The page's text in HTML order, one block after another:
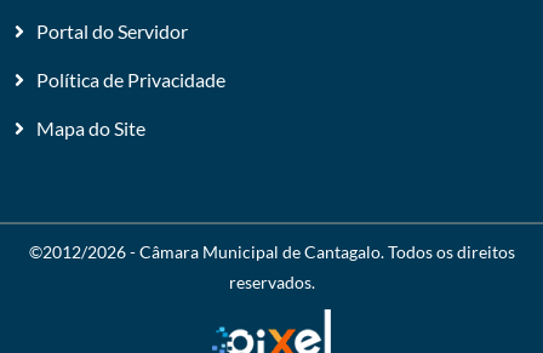
Portal do Servidor
Política de Privacidade
Mapa do Site
©2012/2026 -Câmara Municipal de Cantagalo. Todos os direitos
reservados.